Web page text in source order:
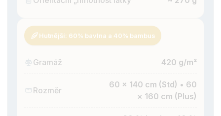
Hutnější: 60% bavlna a 40% bambus
Gramáž 420 g/m²
Rozměr
60 × 140 cm (Std) • 60
× 160 cm (Plus)